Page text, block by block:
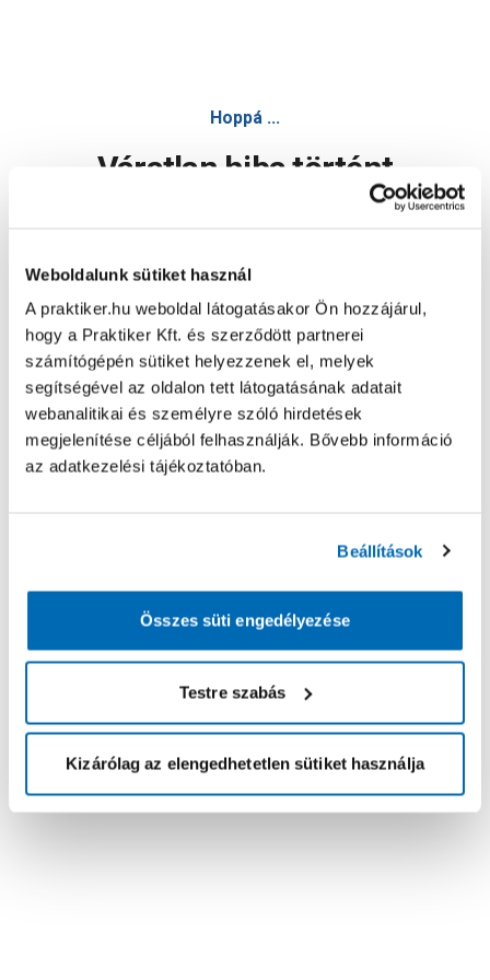
Weboldalunk sütiket használ
A praktiker.hu weboldal látogatásakor Ön hozzájárul,
hogy a Praktiker Kft. és szerződött partnerei
számítógépén sütiket helyezzenek el, melyek
segítségével az oldalon tett látogatásának adatait
webanalitikai és személyre szóló hirdetések
megjelenítése céljából felhasználják. Bővebb információ
az adatkezelési tájékoztatóban.
Beállítások
Összes süti engedélyezése
Testre szabás
Kizárólag az elengedhetetlen sütiket használja
Hoppá ...
Váratlan hiba történt
Oldal újratöltése